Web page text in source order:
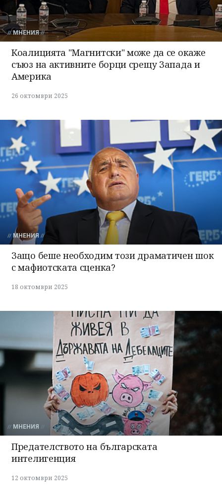
МНЕНИЯ
Коалицията "Магнитски" може да се окаже
съюз на активните борци срещу Запада и
Америка
26 октомври 2025
МНЕНИЯ
Защо беше необходим този драматичен шок
с мафиотската сценка?
18 октомври 2025
МНЕНИЯ
Предателството на българската
интелигенция
12 октомври 2025